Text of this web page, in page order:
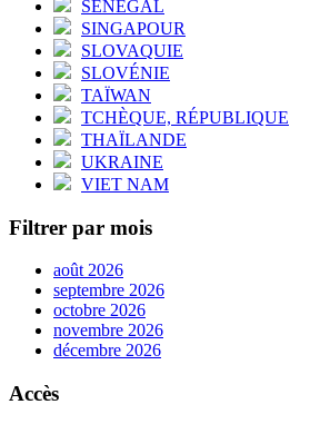
SÉNÉGAL
SINGAPOUR
SLOVAQUIE
SLOVÉNIE
TAÏWAN
TCHÈQUE, RÉPUBLIQUE
THAÏLANDE
UKRAINE
VIET NAM
Filtrer par mois
août 2026
septembre 2026
octobre 2026
novembre 2026
décembre 2026
Accès